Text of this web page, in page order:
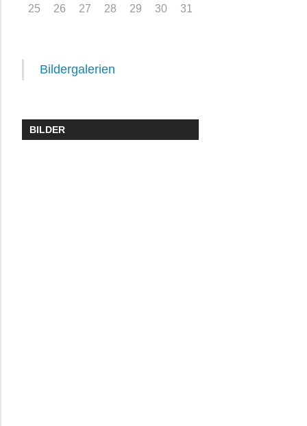
25 26 27 28 29 30 31
Bildergalerien
BILDER